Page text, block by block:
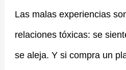
Las malas experiencias
relaciones tóxicas: se
se aleja. Y si compra un